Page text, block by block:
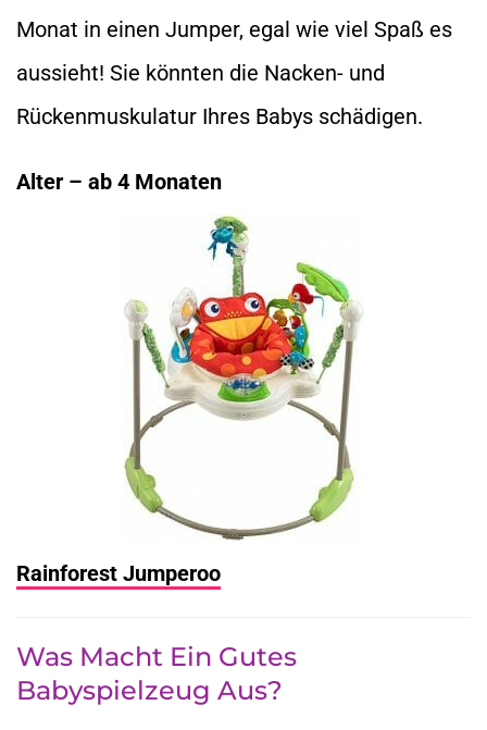
Monat in einen Jumper, egal wie viel Spaß es
aussieht! Sie könnten die Nacken- und
Rückenmuskulatur Ihres Babys schädigen.
Alter – ab 4 Monaten
Rainforest Jumperoo
Was Macht Ein Gutes
Babyspielzeug Aus?